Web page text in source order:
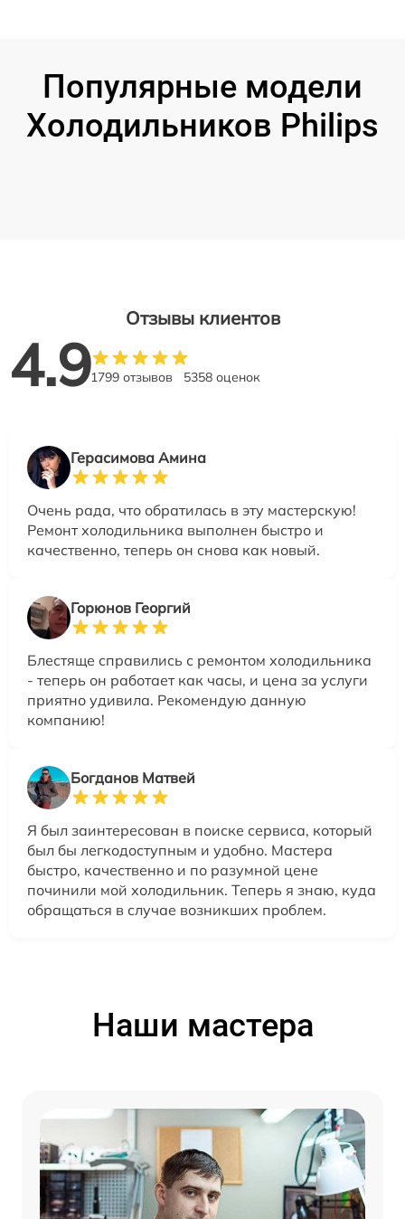
Популярные модели
Холодильников Philips
Отзывы клиентов
4.91799 отзывов 5358 оценок
Герасимова Амина
Очень рада, что обратилась в эту мастерскую!
Ремонт холодильника выполнен быстро и
качественно, теперь он снова как новый.
Горюнов Георгий
Блестяще справились с ремонтом холодильника
- теперь он работает как часы, и цена за услуги
приятно удивила. Рекомендую данную
компанию!
Богданов Матвей
Я был заинтересован в поиске сервиса, который
был бы легкодоступным и удобно. Мастера
быстро, качественно и по разумной цене
починили мой холодильник. Теперь я знаю, куда
обращаться в случае возникших проблем.
Наши мастера